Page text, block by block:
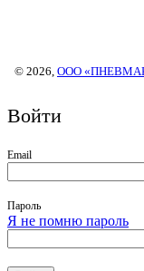
© 2026, ООО
Войти
Email
Пароль
Я не помню пароль